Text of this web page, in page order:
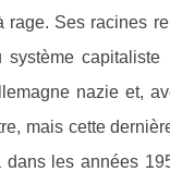
rage. Ses racines
système
nazie et,
mais cette
les années